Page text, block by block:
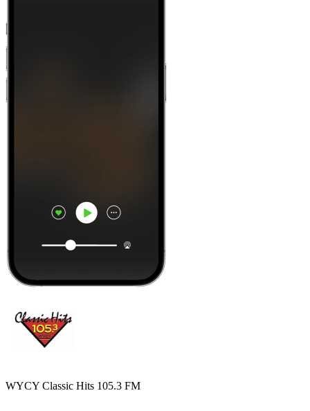
WYCY Classic Hits 105.3 FM